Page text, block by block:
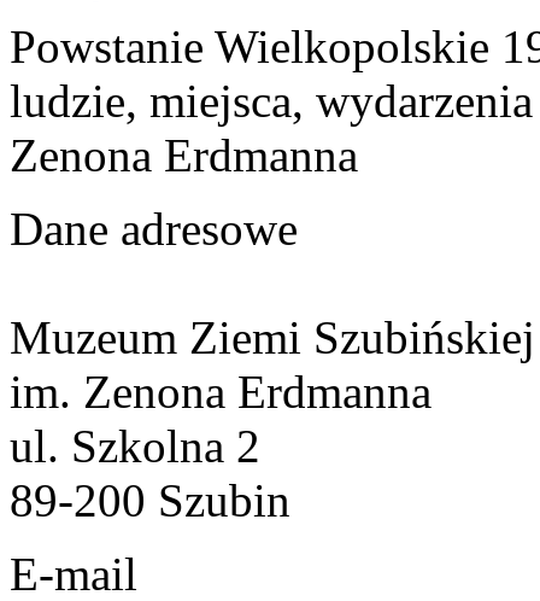
Powstanie Wielkopolskie
ludzie, miejsca,
Zenona Erdmanna
Dane adresowe
Muzeum Ziemi Szubińskiej
im. Zenona Erdmanna
ul. Szkolna 2
89-200 Szubin
E-mail